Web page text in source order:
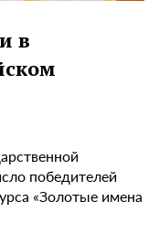
в
победителей
«Золотые имена